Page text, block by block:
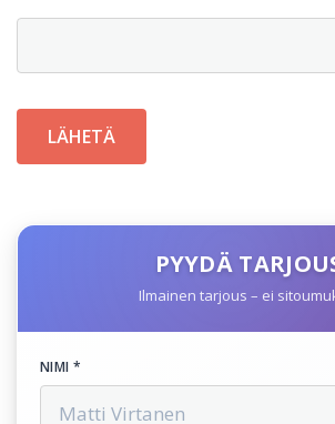
PYYDÄ
Ilmainen tarjous – ei
NIMI *